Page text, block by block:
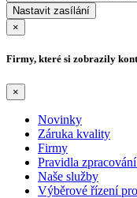
×
Firmy, které si zobrazily
×
Novinky
Záruka kvality
Firmy
Pravidla
Naše služby
Výběrové řízení